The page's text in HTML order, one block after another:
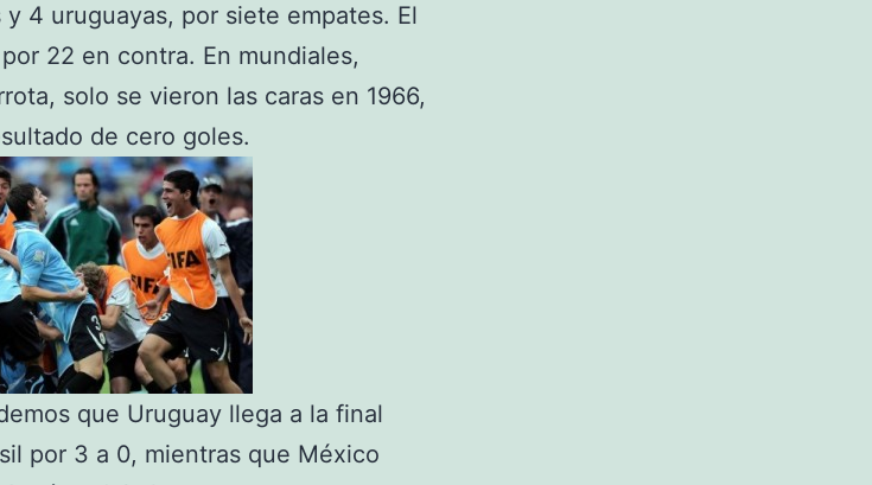
4 uruguayas, por siete empates. El
22 en contra. En mundiales,
solo se vieron las caras en 1966,
de cero goles.
que Uruguay llega a la final
por 3 a 0, mientras que México